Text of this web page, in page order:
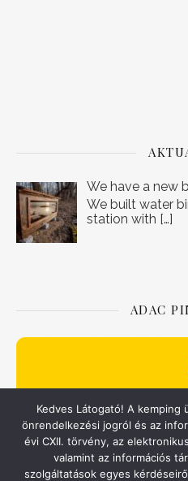
We have a new
We built water
station with […]
ADAC
Kedves Látogató! A kemping
önrendelkezési jogról és az
évi CXII. törvény, az
valamint az információs
szolgáltatások egyes